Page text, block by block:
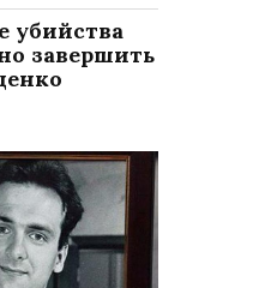
убийства
завершить
0